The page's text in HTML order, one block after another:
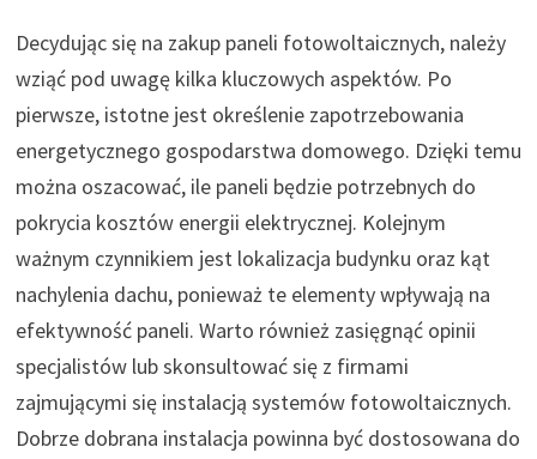
Decydując się na zakup paneli fotowoltaicznych, należy
wziąć pod uwagę kilka kluczowych aspektów. Po
pierwsze, istotne jest określenie zapotrzebowania
energetycznego gospodarstwa domowego. Dzięki temu
można oszacować, ile paneli będzie potrzebnych do
pokrycia kosztów energii elektrycznej. Kolejnym
ważnym czynnikiem jest lokalizacja budynku oraz kąt
nachylenia dachu, ponieważ te elementy wpływają na
efektywność paneli. Warto również zasięgnąć opinii
specjalistów lub skonsultować się z firmami
zajmującymi się instalacją systemów fotowoltaicznych.
Dobrze dobrana instalacja powinna być dostosowana do